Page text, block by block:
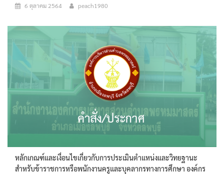
6 ตุลาคม 2564 peach1980
หลักเกณฑ์และเงื่อนไขเกี่ยวกับการประเมินตำแหน่งและวิทยฐานะ
สำหรับข้าราชการหรือพนักงานครูและบุคลากรทางการศึกษา องค์กร